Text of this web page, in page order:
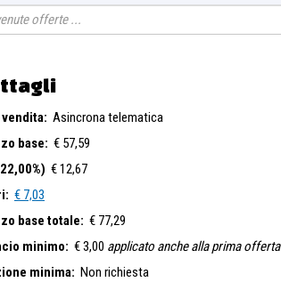
offerte
Asincrona telematica
base: € 57,59
€ 12,67
€ 7,03
base totale: € 77,29
minimo: € 3,00 applicato anche alla prima offerta
minima: Non richiesta